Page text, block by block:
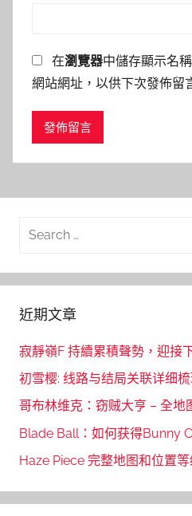
在瀏覽器中儲存顯示名
網站網址，以供下次發佈留
Search
近期文章
寂靜嶺F 持續累積聲勢，迎接
初雪樱: 线路与结局关联详细
哥布林维克：窃贼大亨 – 全地
Blade Ball：如何获得Bunny
Haze Piece 完整地图和位置